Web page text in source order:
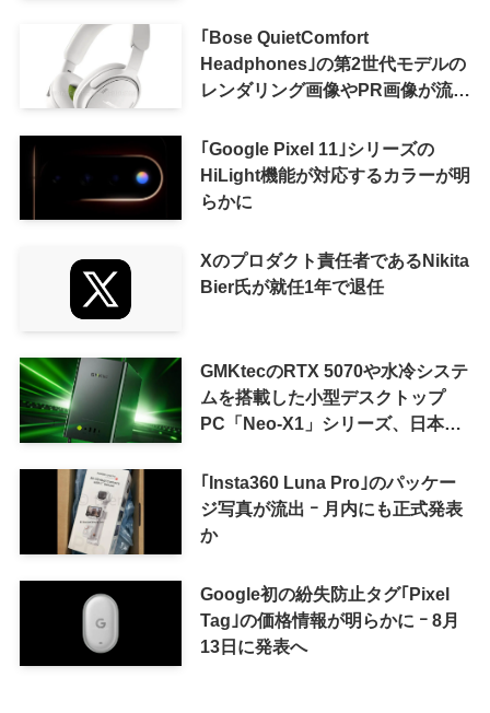
｢Bose QuietComfort
Headphones｣の第2世代モデルの
レンダリング画像やPR画像が流出
｢Google Pixel 11｣シリーズの
HiLight機能が対応するカラーが明
らかに
Xのプロダクト責任者であるNikita
Bier氏が就任1年で退任
GMKtecのRTX 5070や水冷システ
ムを搭載した小型デスクトップ
PC「Neo-X1」シリーズ、日本で
｢Insta360 Luna Pro｣のパッケー
ジ写真が流出 ｰ 月内にも正式発表
か
Google初の紛失防止タグ｢Pixel
Tag｣の価格情報が明らかに ｰ 8月
13日に発表へ